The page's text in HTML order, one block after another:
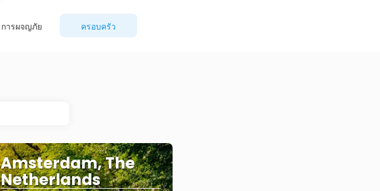
การผจญภัย ครอบครัว
Amsterdam, The
Netherlands